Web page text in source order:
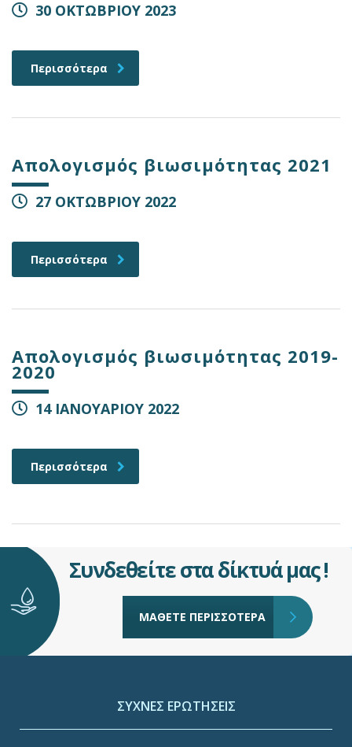
30 ΟΚΤΩΒΡΙΟΥ 2023
Περισσότερα
Απολογισμός βιωσιμότητας 2021
27 ΟΚΤΩΒΡΙΟΥ 2022
Περισσότερα
Απολογισμός βιωσιμότητας 2019-
2020
14 ΙΑΝΟΥΑΡΙΟΥ 2022
Περισσότερα
Συνδεθείτε στα δίκτυά μας !
ΜΑΘΕΤΕ ΠΕΡΙΣΣΟΤΕΡΑ
ΣΥΧΝΕΣ ΕΡΩΤΗΣΕΙΣ